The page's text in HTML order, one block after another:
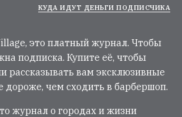
КУДА ИДУТ ДЕНЬГИ ПОДПИСЧИКА
это платный журнал. Чтобы
подписка. Купите её, чтобы
рассказывать вам эксклюзивные
дороже, чем сходить в барбершоп.
журнал о городах и жизни